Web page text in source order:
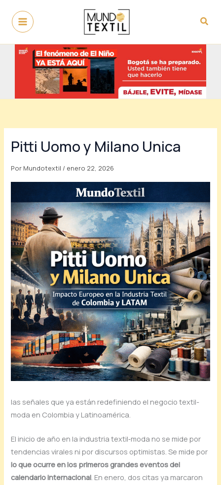
contenido
Pitti Uomo y Milano Unica
Por Mundotextil / enero 22, 2026
las señales que ya están redefiniendo el negocio textil-
moda en Colombia y Latinoamérica.
El inicio de año en la industria textil‑moda no se mide por
tendencias virales ni por discursos optimistas. Se mide por
lo que ocurre en los primeros grandes eventos del
calendario internacional. En enero, dos citas ya marcaron